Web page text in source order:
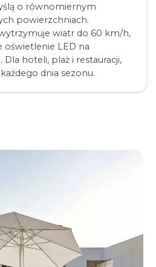
o równomiernym
powierzchniach.
wiatr do 60 km/h,
LED na
hoteli, plaż i restauracji,
dnia sezonu.